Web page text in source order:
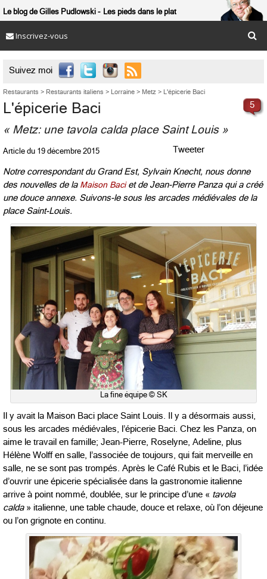
Le blog de Gilles Pudlowski Les pieds dans le plat
Inscrivez-vous
Suivez moi 
Restaurants > Restaurants italiens > Lorraine > Metz > L'épicerie Baci
5
L'épicerie Baci
« Metz: une tavola calda place Saint Louis »
Article du 19 décembre 2015 Tweeter
Notre correspondant du Grand Est, Sylvain Knecht, nous donne
des nouvelles de la Maison Baciet de Jean-Pierre Panza qui a créé
une douce annexe. Suivons-le sous les arcades médiévales de la
place Saint-Louis.
La fine équipe © SK
Il y avait la Maison Baci place Saint Louis. Il y a désormais aussi,
sous les arcades médiévales, l’épicerie Baci. Chez les Panza, on
aime le travail en famille; Jean-Pierre, Roselyne, Adeline, plus
Hélène Wolff en salle, l’associée de toujours, qui fait merveille en
salle, ne se sont pas trompés. Après le Café Rubis et le Baci, l’idée
d’ouvrir une épicerie spécialisée dans la gastronomie italienne
arrive à point nommé, doublée, sur le principe d’une « tavola
calda» italienne, une table chaude, douce et relaxe, où l’on déjeune
ou l’on grignote en continu.